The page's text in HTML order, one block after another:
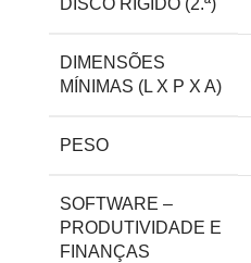
DISCO RÍGIDO (2.ª)
DIMENSÕES
MÍNIMAS (L X P X A)
PESO
SOFTWARE –
PRODUTIVIDADE E
FINANÇAS